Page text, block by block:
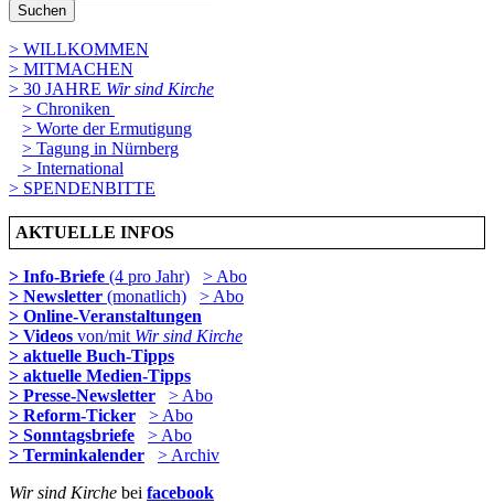
Suchen
> WILLKOMMEN
> MITMACHEN
> 30 JAHRE Wir sind Kirche
> Chroniken
> Worte der Ermutigung
> Tagung in Nürnberg
> International
> SPENDENBITTE
AKTUELLE INFOS
> Info-Briefe (4 pro Jahr)
> Abo
> Newsletter (monatlich)
> Abo
> Online-Veranstaltungen
> Videos von/mit Wir sind Kirche
> aktuelle Buch-Tipps
> aktuelle Medien-Tipps
> Presse-Newsletter
> Abo
> Reform-Ticker
> Abo
> Sonntagsbriefe
> Abo
> Terminkalender
> Archiv
Wir sind Kirche bei facebook